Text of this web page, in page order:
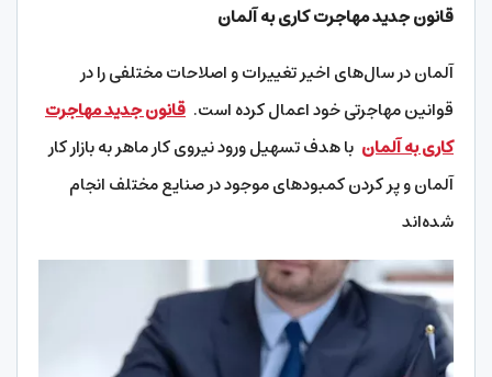
قانون جدید مهاجرت کاری به آلمان
آلمان در سال‌های اخیر تغییرات و اصلاحات مختلفی را در
قوانین مهاجرتی خود اعمال کرده است. قانون جدید مهاجرت
کاری به آلمان با هدف تسهیل ورود نیروی کار ماهر به بازار کار
آلمان و پر کردن کمبودهای موجود در صنایع مختلف انجام
شده‌اند